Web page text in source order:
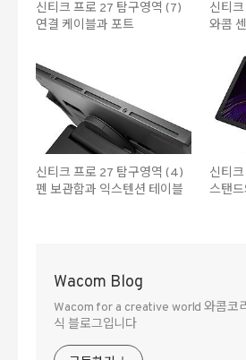
신티크 프로 27 탐구영역 (7)
연결 케이블과 포트
신티
와콤
신티크 프로 27 탐구영역 (4)
펜 보관함과 익스텐션 테이블
신티
스탠
Wacom Blog
Wacom for a creative world 와콤코
식 블로그입니다